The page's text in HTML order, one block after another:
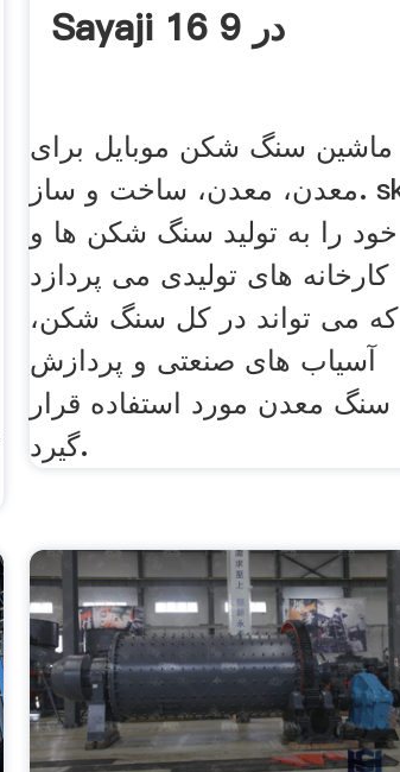
Sayaji 16 در 9
ماشین سنگ شکن موبایل برای
معدن، معدن، ساخت و ساز. sky
خود را به تولید سنگ شکن ها و
کارخانه های تولیدی می پردازد
که می تواند در کل سنگ شکن،
آسیاب های صنعتی و پردازش
سنگ معدن مورد استفاده قرار
گیرد.